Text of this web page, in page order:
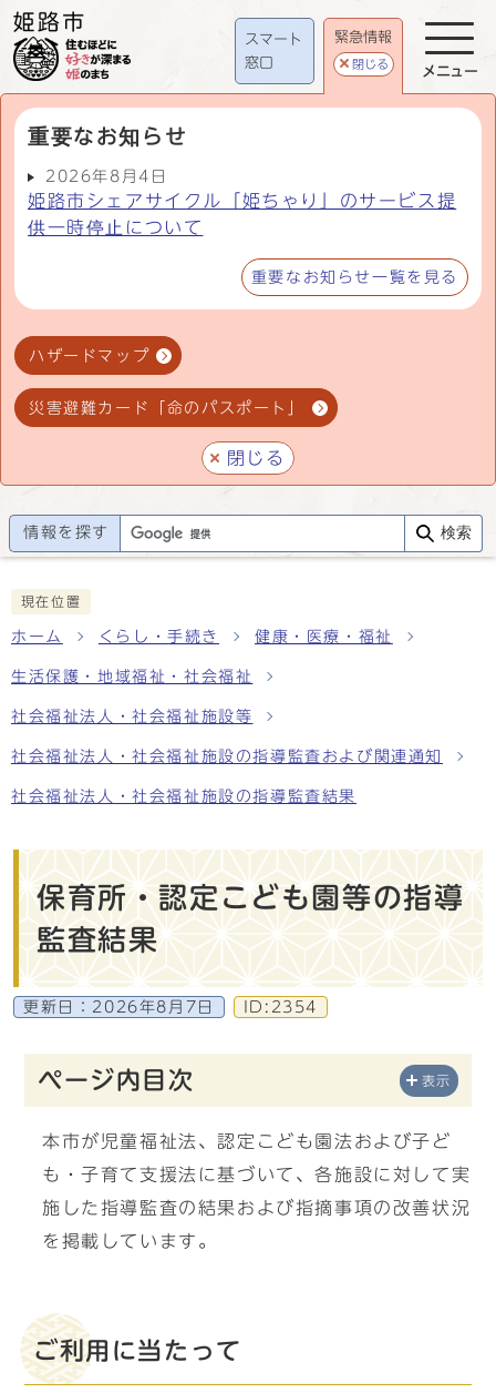
スマート
窓口
緊急情報
閉じる
重要なお知らせ
2026年8月4日
姫路市シェアサイクル「姫ちゃり」のサービス提
供一時停止について
重要なお知らせ一覧を見る
ハザードマップ
災害避難カード「命のパスポート」
閉じる
メニュー
情報を探す 検索
現在位置
ホーム くらし・手続き 健康・医療・福祉
生活保護・地域福祉・社会福祉
社会福祉法人・社会福祉施設等
社会福祉法人・社会福祉施設の指導監査および関連通知
社会福祉法人・社会福祉施設の指導監査結果
保育所・認定こども園等の指導
監査結果
更新日： 2026年8月7日 ID:2354
ページ内目次 表示
本市が児童福祉法、認定こども園法および子ど
も・子育て支援法に基づいて、各施設に対して実
施した指導監査の結果および指摘事項の改善状況
を掲載しています。
ご利用に当たって